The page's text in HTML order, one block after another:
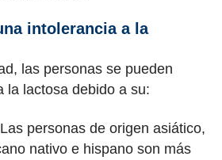
intolerancia a la
las personas se pueden
la lactosa debido a su:
Las personas de origen asiático,
nativo e hispano son más